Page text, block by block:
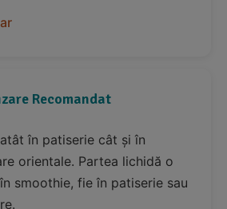
Recomandat
în patiserie cât și în
orientale. Partea lichidă o
smoothie, fie în patiserie sau